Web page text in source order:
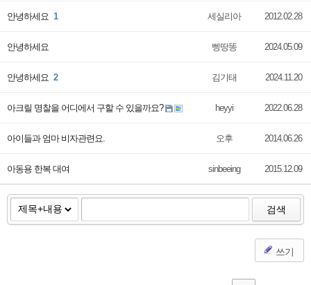
안녕하세요 1 세실리아 2012.02.28
안녕하세요 삥땅똥 2024.05.09
안녕하세요 2 김기태 2024.11.20
아크릴 명찰을 어디에서 구할 수 있을까요? heyyi 2022.06.28
아이들과 엄마 비자관련요. 오후 2014.06.26
아동용 한복 대여 sinbeeing 2015.12.09
검색
쓰기